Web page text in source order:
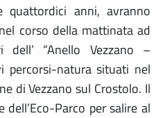
anni, avranno
corso della mattinata ad
dell’ “Anello Vezzano –
percorsi-natura situati nel
di Vezzano sul Crostolo. Il
Parco per salire al